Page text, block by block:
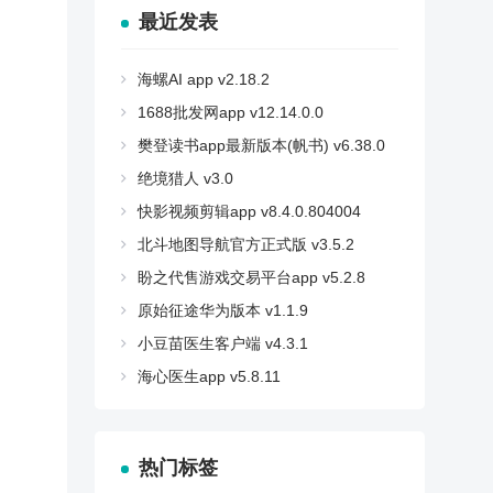
最近发表
海螺AI app v2.18.2
1688批发网app v12.14.0.0
樊登读书app最新版本(帆书) v6.38.0
绝境猎人 v3.0
快影视频剪辑app v8.4.0.804004
北斗地图导航官方正式版 v3.5.2
盼之代售游戏交易平台app v5.2.8
原始征途华为版本 v1.1.9
小豆苗医生客户端 v4.3.1
海心医生app v5.8.11
热门标签